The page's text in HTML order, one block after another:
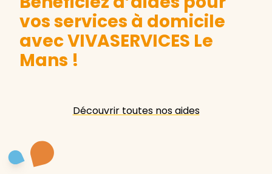
vos services à domicile
avec VIVASERVICES Le
Mans !
Découvrir toutes nos aides